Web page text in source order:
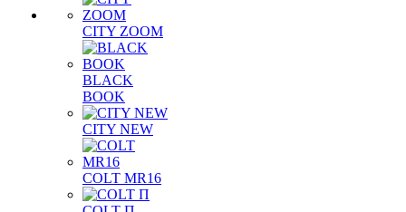
CITY ZOOM
BLACK
BOOK
CITY NEW
COLT MR16